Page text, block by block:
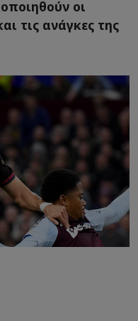
οι
τις ανάγκες της